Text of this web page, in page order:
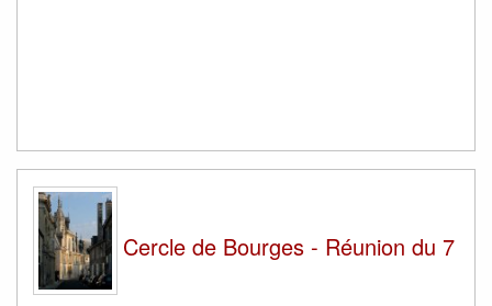
Cercle de Bourges - Réunion du 7